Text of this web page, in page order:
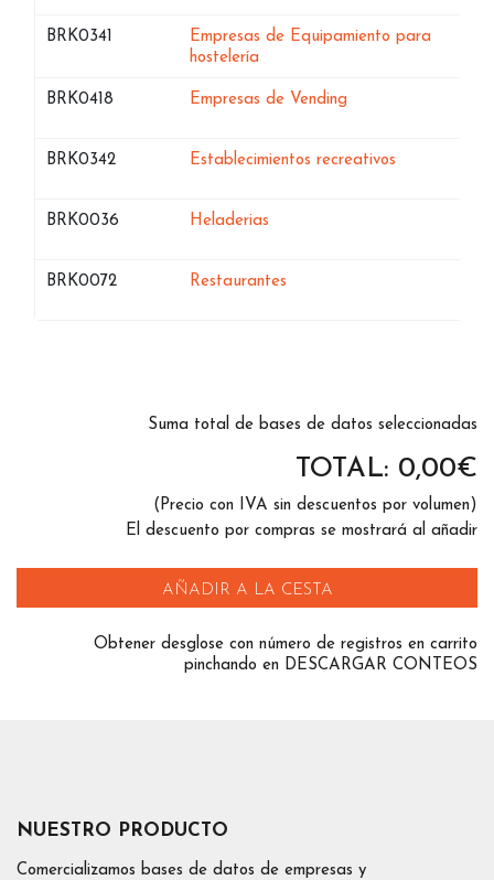
BRK0341 Bases de datos de
Empresas de Equipamiento para
hostelería
BRK0418 Bases de datos de
Empresas de Vending
BRK0342 Bases de datos de
Establecimientos recreativos
BRK0036 Bases de datos de
Heladerias
BRK0072 Bases de datos de
Restaurantes
Suma total de bases de datos seleccionadas
TOTAL: 0,00€
(Precio con IVA sin descuentos por volumen)
El descuento por compras se mostrará al añadir
AÑADIR A LA CESTA
Obtener desglose con número de registros en carrito
pinchando en DESCARGAR CONTEOS
NUESTRO PRODUCTO
Comercializamos bases de datos de empresas y